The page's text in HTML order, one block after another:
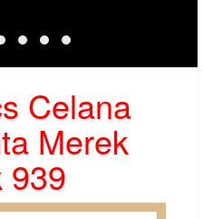
Celana
Merek
939